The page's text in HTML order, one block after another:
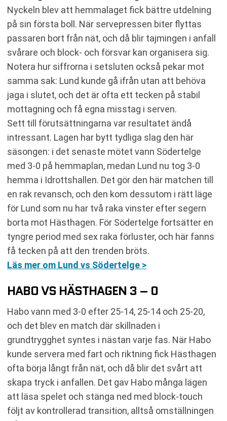
Nyckeln blev att hemmalaget fick bättre utdelning
på sin första boll. När servepressen biter flyttas
passaren bort från nät, och då blir tajmingen i anfall
svårare och block- och försvar kan organisera sig.
Notera hur siffrorna i setsluten också pekar mot
samma sak: Lund kunde gå ifrån utan att behöva
jaga i slutet, och det är ofta ett tecken på stabil
mottagning och få egna misstag i serven.
Sett till förutsättningarna var resultatet ändå
intressant. Lagen har bytt tydliga slag den här
säsongen: i det senaste mötet vann Södertelge
med 3-0 på hemmaplan, medan Lund nu tog 3-0
hemma i Idrottshallen. Det gör den här matchen till
en rak revansch, och den kom dessutom i rätt läge
för Lund som nu har två raka vinster efter segern
borta mot Hästhagen. För Södertelge fortsätter en
tyngre period med sex raka förluster, och här fanns
få tecken på att den trenden bröts.
Läs mer om Lund vs Södertelge >
HABO VS HÄSTHAGEN 3 – 0
Habo vann med 3-0 efter 25-14, 25-14 och 25-20,
och det blev en match där skillnaden i
grundtrygghet syntes i nästan varje fas. När Habo
kunde servera med fart och riktning fick Hästhagen
ofta börja långt från nät, och då blir det svårt att
skapa tryck i anfallen. Det gav Habo många lägen
att läsa spelet och stänga ned med block-touch
följt av kontrollerad transition, alltså omställningen